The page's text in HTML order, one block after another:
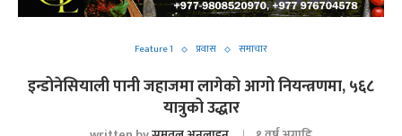
Feature 1 प्रवास समाचार
इन्डोनेसियाली पानी जहाजमा लागेको आगो नियन्त्रणमा, ५६८
यात्रुको उद्धार